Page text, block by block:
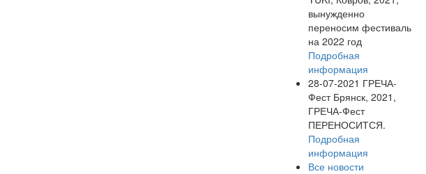
вынужденно
переносим фестиваль
на 2022 год
Подробная
информация
28-07-2021 ГРЕЧА-
Фест Брянск, 2021,
ГРЕЧА-Фест
ПЕРЕНОСИТСЯ.
Подробная
информация
Все новости